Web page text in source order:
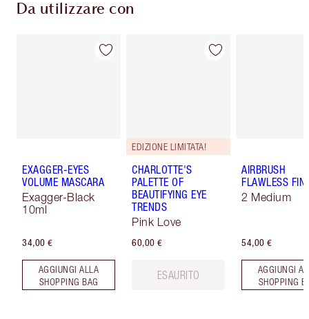
Da utilizzare con
EXAGGER-EYES
VOLUME MASCARA
Exagger-Black
10ml
34,00 €
AGGIUNGI ALLA
SHOPPING BAG
EDIZIONE LIMITATA!
CHARLOTTE'S
PALETTE OF
BEAUTIFYING EYE
TRENDS
Pink Love
60,00 €
ESAURITO
AIRBRUSH
FLAWLESS
2 Medium
54,00 €
AGGIUNGI
SHOPPING